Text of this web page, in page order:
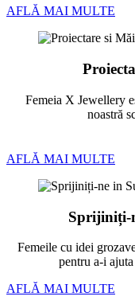
AFLĂ MAI MULTE
Femeia X Jewellery
noastră
AFLĂ MAI MULTE
Sprijiniți-
Femeile cu idei
pentru a-i
AFLĂ MAI MULTE